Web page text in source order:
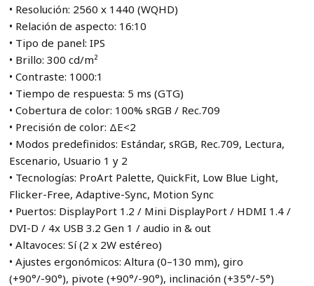
• Resolución: 2560 x 1440 (WQHD)
• Relación de aspecto: 16:10
• Tipo de panel: IPS
• Brillo: 300 cd/m²
• Contraste: 1000:1
• Tiempo de respuesta: 5 ms (GTG)
• Cobertura de color: 100% sRGB / Rec.709
• Precisión de color: ΔE<2
• Modos predefinidos: Estándar, sRGB, Rec.709, Lectura,
Escenario, Usuario 1 y 2
• Tecnologías: ProArt Palette, QuickFit, Low Blue Light,
Flicker-Free, Adaptive-Sync, Motion Sync
• Puertos: DisplayPort 1.2 / Mini DisplayPort / HDMI 1.4 /
DVI-D / 4x USB 3.2 Gen 1 / audio in & out
• Altavoces: Sí (2 x 2W estéreo)
• Ajustes ergonómicos: Altura (0–130 mm), giro
(+90°/-90°), pivote (+90°/-90°), inclinación (+35°/-5°)